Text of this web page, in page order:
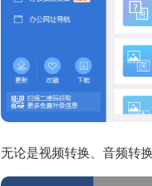
无论是视频转换、音频转